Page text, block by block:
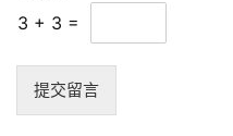
营
推
广
3 + 3 =
提交留言